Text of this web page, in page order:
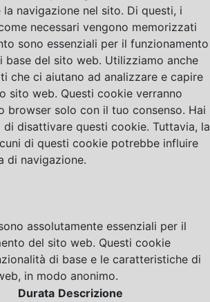
navigazione nel sito. Di questi, i
necessari vengono memorizzati
sono essenziali per il funzionamento
base del sito web. Utilizziamo anche
che ci aiutano ad analizzare e capire
sito web. Questi cookie verranno
browser solo con il tuo consenso. Hai
disattivare questi cookie. Tuttavia, la
di questi cookie potrebbe influire
di navigazione.
assolutamente essenziali per il
del sito web. Questi cookie
di base e le caratteristiche di
in modo anonimo.
Durata Descrizione